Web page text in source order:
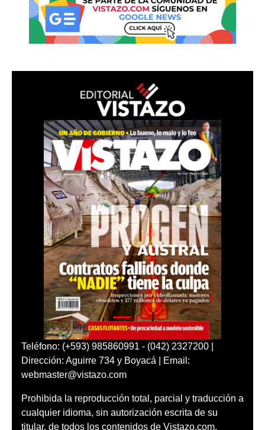
Teléfono: (+593) 985860991 - (042) 2327200 |
Dirección: Aguirre 734 y Boyacá | Email:
webmaster@vistazo.com
Prohibida la reproducción total, parcial y traducción a
cualquier idioma, sin autorización escrita de su
titular, de todos los contenidos de Vistazo.com.